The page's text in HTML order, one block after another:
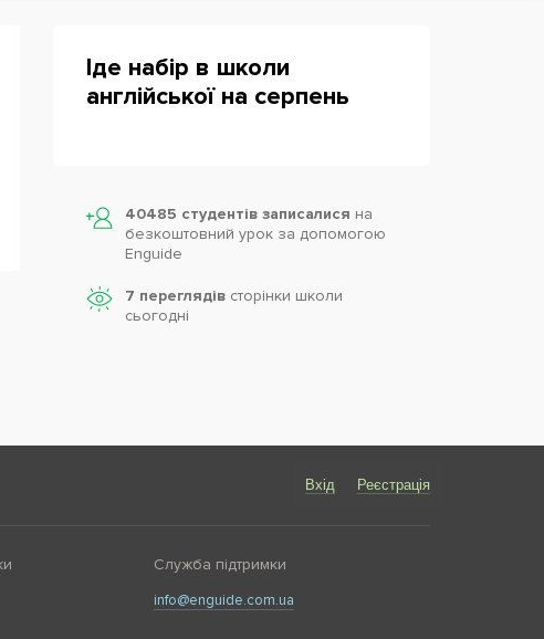
Іде набір в школи
англійської на серпень
40485 студентів записалися на
безкоштовний урок за допомогою
Enguide
7 переглядівсторінки школи
cьогодні
Вхід Реєстрація
Служба підтримки
info@enguide.com.ua